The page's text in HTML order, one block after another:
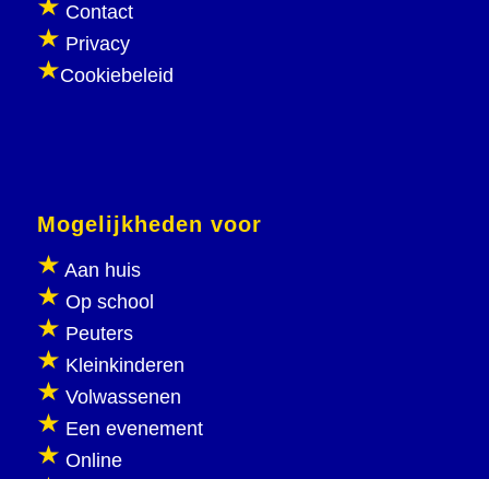
Contact
Privacy
Cookiebeleid
Mogelijkheden voor
Aan huis
Op school
Peuters
Kleinkinderen
Volwassenen
Een evenement
Online